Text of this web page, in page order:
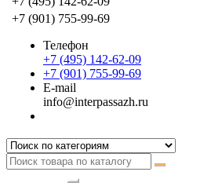
+7 (901) 755-99-69
Телефон
+7 (495) 142-62-09
+7 (901) 755-99-69
E-mail
info@interpassazh.ru